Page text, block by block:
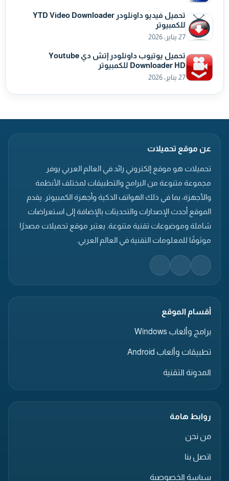
تحميل فيديو داونلودر YTD Video Downloader
للكمبيوتر
27 يناير، 2026
تحميل يوتيوب داونلودر إتش دي Youtube
Downloader HD للكمبيوتر
27 يناير، 2026
عن موقع تحميلات
تحميلات هو موقع إلكتروني رائد في العالم العربي يوفر
مجموعة متنوعة من البرامج والتطبيقات لمختلف الأنظمة
والأجهزة، بما في ذلك الهواتف الذكية وأجهزة الكمبيوتر. يقدم
الموقع أحدث الإصدارات والتحديثات بالإضافة إلى استعراضات
شاملة وموضوعات تقنية متنوعة. يعتبر موقع تحميلات مصدرًا
موثوقًا للمعلومات التقنية في العالم العربي.
أقسام الموقع
برامج وألعاب Windows
تطبيقات وألعاب Android
المدونة التقنية
روابط هامة
من نحن
اتصل بنا
سياسة الخصوصية